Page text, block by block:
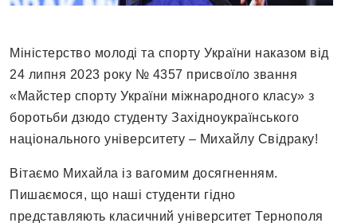
Міністерство молоді та спорту України наказом від
24 липня 2023 року № 4357 присвоїло звання
«Майстер спорту України міжнародного класу» з
боротьби дзюдо студенту Західноукраїнського
національного університету – Михайлу Свідраку!
Вітаємо Михайла із вагомим досягненням.
Пишаємося, що наші студенти гідно
представляють класичний університет Тернополя